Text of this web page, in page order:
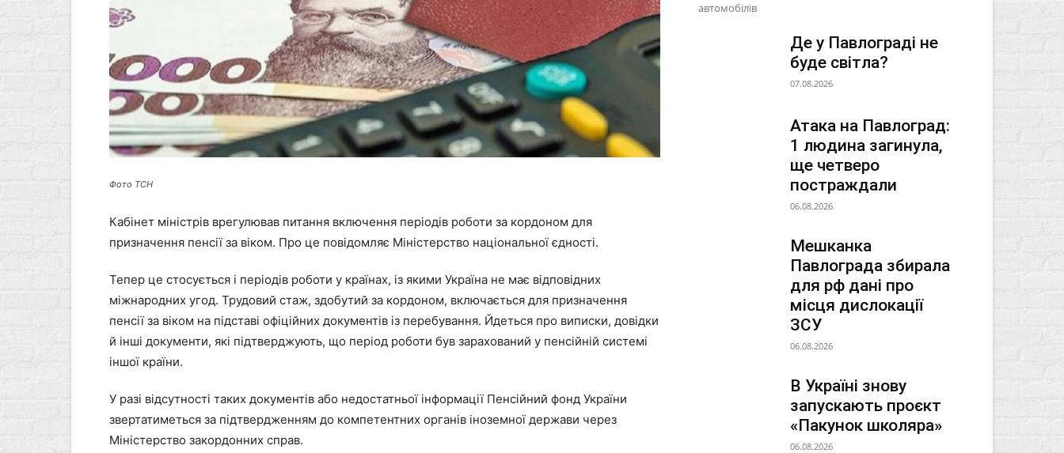
Фото ТСН
Кабінет міністрів врегулював питання включення періодів роботи за кордоном для
призначення пенсії за віком. Про це повідомляє Міністерство національної єдності.
Тепер це стосується і періодів роботи у країнах, із якими Україна не має відповідних
міжнародних угод. Трудовий стаж, здобутий за кордоном, включається для призначення
пенсії за віком на підставі офіційних документів із перебування. Йдеться про виписки, довідки
й інші документи, які підтверджують, що період роботи був зарахований у пенсійній системі
іншої країни.
У разі відсутності таких документів або недостатньої інформації Пенсійний фонд України
звертатиметься за підтвердженням до компетентних органів іноземної держави через
Міністерство закордонних справ.
автомобілів
Де у Павлограді не
буде світла?
07.08.2026
Атака на Павлоград:
1 людина загинула,
ще четверо
постраждали
06.08.2026
Мешканка
Павлограда збирала
для рф дані про
місця дислокації
ЗСУ
06.08.2026
В Україні знову
запускають проєкт
«Пакунок школяра»
06.08.2026